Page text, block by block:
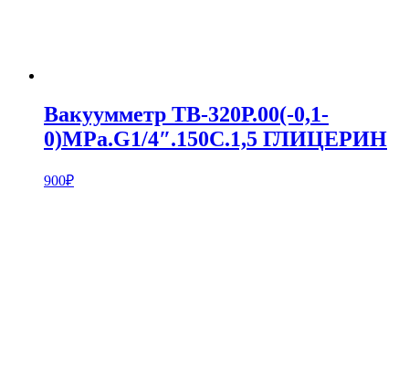
Вакуумметр ТВ-320Р.00(-0,1-
0)MPa.G1/4″.150С.1,5 ГЛИЦЕРИН
900₽